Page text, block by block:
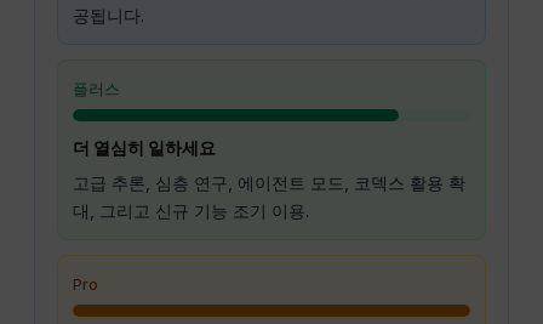
공됩니다.
플러스
더 열심히 일하세요
고급 추론, 심층 연구, 에이전트 모드, 코덱스 활용 확
대, 그리고 신규 기능 조기 이용.
Pro